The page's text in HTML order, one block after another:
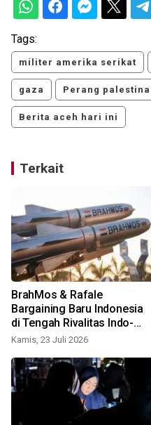
Tags:
militer amerika serikat
gaza Perang palestina
Berita aceh hari ini
Terkait
BrahMos & Rafale
Bargaining Baru Indonesia
di Tengah Rivalitas Indo-
Pasifik
Kamis, 23 Juli 2026